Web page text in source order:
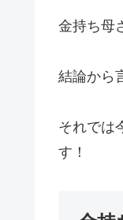
金持ち母
結論から
それでは
す！